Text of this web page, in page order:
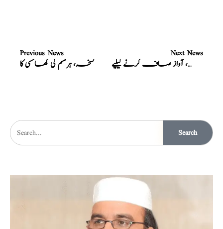
Previous News
نسخہ، ہرقسم کی کھانسی کا
Next News
نسخہ، آواز صاف کرنے کیلیے
Search